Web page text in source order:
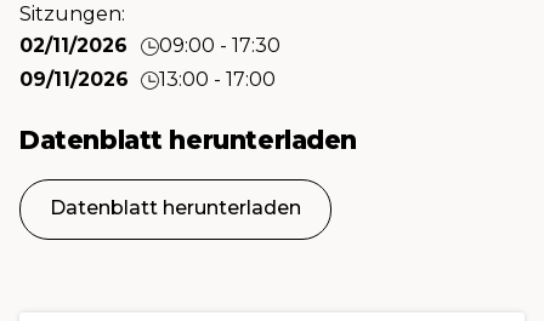
Sitzungen:
02/11/2026
09:00 - 17:30
09/11/2026
13:00 - 17:00
Datenblatt herunterladen
Datenblatt herunterladen